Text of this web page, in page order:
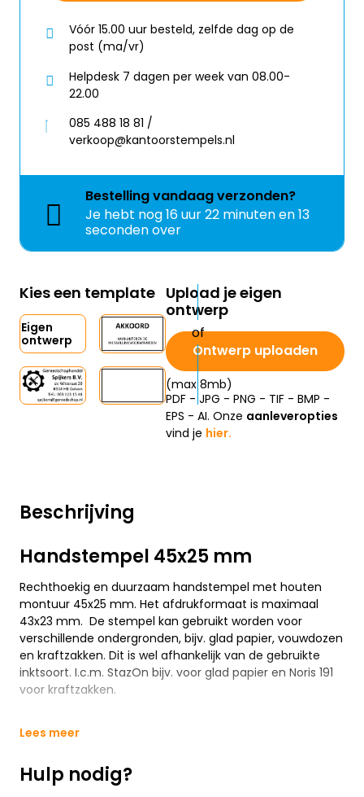
Beschrijving
Handstempel 45x25 mm
Rechthoekig en duurzaam handstempel met houten
montuur 45x25 mm. Het afdrukformaat is maximaal
43x23 mm. De stempel kan gebruikt worden voor
verschillende ondergronden, bijv. glad papier, vouwdozen
en kraftzakken. Dit is wel afhankelijk van de gebruikte
inktsoort. I.c.m. StazOn bijv. voor glad papier en Noris 191
voor kraftzakken.
Lees meer
Hulp nodig?
Vóór 15.00 uur besteld, zelfde dag op de
post (ma/vr)
Helpdesk 7 dagen per week van 08.00-
22.00
085 488 18 81 /
verkoop@kantoorstempels.nl
Bestellingvandaagverzonden?
Je hebt nog16 uur 22 minuten en 13
seconden over
Kies een template
Eigen
ontwerp
Upload je eigen
ontwerp
Ontwerp uploaden
(max 8mb)
PDF - JPG - PNG - TIF - BMP -
EPS - AI. Onze aanleveropties
vind je hier.